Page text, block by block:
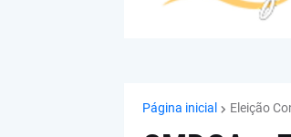
Página inicial Eleição